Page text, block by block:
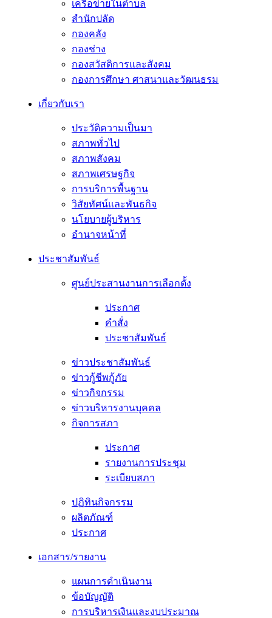
เครือข่ายในตำบล
สำนักปลัด
กองคลัง
กองช่าง
กองสวัสดิการและสังคม
กองการศึกษา ศาสนาและวัฒนธรม
เกี่ยวกับเรา
ประวัติความเป็นมา
สภาพทั่วไป
สภาพสังคม
สภาพเศรษฐกิจ
การบริการพื้นฐาน
วิสัยทัศน์และพันธกิจ
นโยบายผู้บริหาร
อํานาจหน้าที่
ประชาสัมพันธ์
ศูนย์ประสานงานการเลือกตั้ง
ประกาศ
คำสั่ง
ประชาสัมพันธ์
ข่าวประชาสัมพันธ์
ข่าวกู้ชีพกู้ภัย
ข่าวกิจกรรม
ข่าวบริหารงานบุคคล
กิจการสภา
ประกาศ
รายงานการประชุม
ระเบียบสภา
ปฏิทินกิจกรรม
ผลิตภัณฑ์
ประกาศ
เอกสาร/รายงาน
แผนการดำเนินงาน
ข้อบัญญัติ
การบริหารเงินและงบประมาณ